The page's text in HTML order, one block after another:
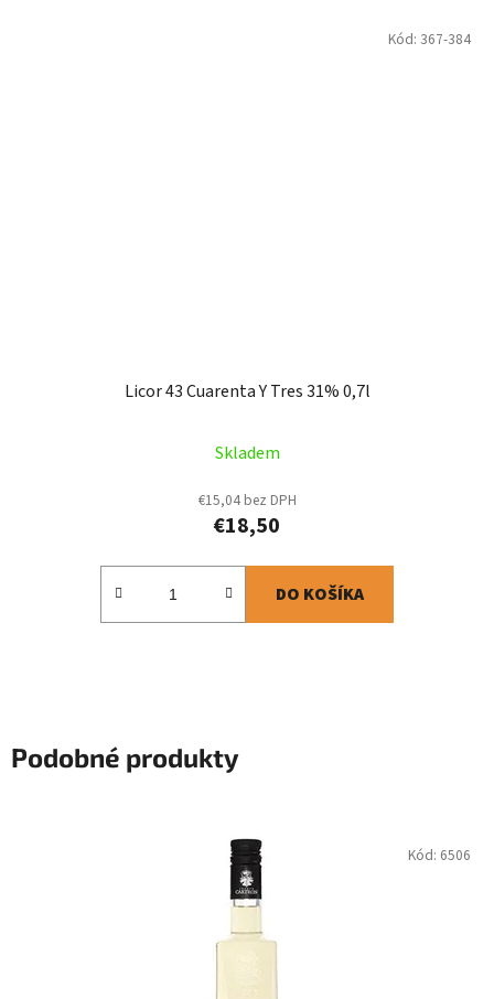
Licor 43 Cuarenta Y Tres 31% 0,7l
Skladem
€15,04 bez DPH
€18,50
DO KOŠÍKA
Kód: 367-384
Podobné produkty
Kód: 6506